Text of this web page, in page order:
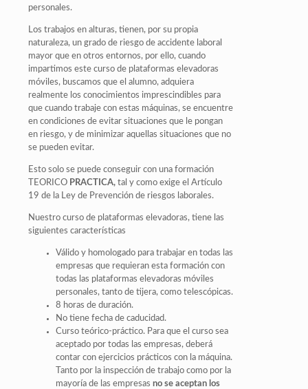
personales.
Los trabajos en alturas, tienen, por su propia
naturaleza, un grado de riesgo de accidente laboral
mayor que en otros entornos, por ello, cuando
impartimos este curso de plataformas elevadoras
móviles, buscamos que el alumno, adquiera
realmente los conocimientos imprescindibles para
que cuando trabaje con estas máquinas, se encuentre
en condiciones de evitar situaciones que le pongan
en riesgo, y de minimizar aquellas situaciones que no
se pueden evitar.
Esto solo se puede conseguir con una formación
TEORICO PRACTICA, tal y como exige el Artículo
19 de la Ley de Prevención de riesgos laborales.
Nuestro curso de plataformas elevadoras, tiene las
siguientes características
Válido y homologado para trabajar en todas las
empresas que requieran esta formación con
todas las plataformas elevadoras móviles
personales, tanto de tijera, como telescópicas.
8 horas de duración.
No tiene fecha de caducidad.
Curso teórico-práctico. Para que el curso sea
aceptado por todas las empresas, deberá
contar con ejercicios prácticos con la máquina.
Tanto por la inspección de trabajo como por la
mayoría de las empresas no se aceptan los